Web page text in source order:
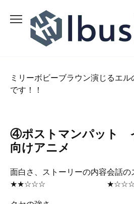
content
ミリーボビーブラウン演じるエ
です！！
④ポストマンパット
向けアニメ
面白さ、ストーリーの内容
★★☆☆☆
会話の